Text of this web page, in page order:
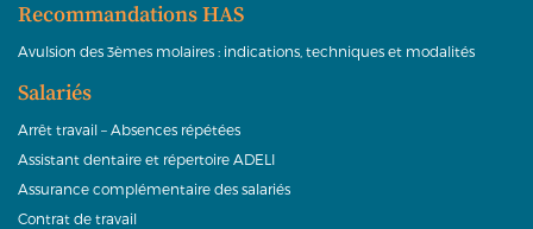
Recommandations HAS
Avulsion des 3èmes molaires : indications, techniques et modalités
Salariés
Arrêt travail – Absences répétées
Assistant dentaire et répertoire ADELI
Assurance complémentaire des salariés
Contrat de travail